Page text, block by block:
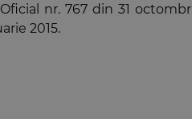
nr. 767 din 31
2015.